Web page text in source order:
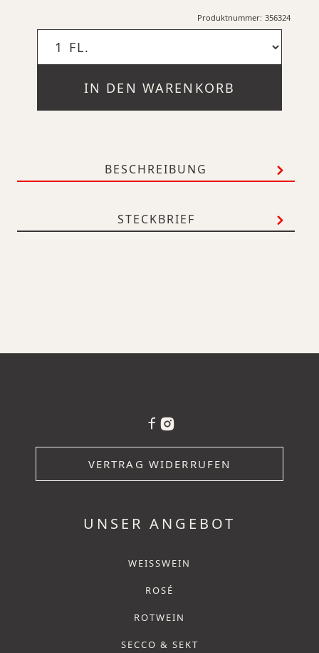
Produktnummer: 356324
IN DEN WARENKORB
BESCHREIBUNG
STECKBRIEF
VERTRAG WIDERRUFEN
UNSER ANGEBOT
WEISSWEIN
ROSÉ
ROTWEIN
SECCO & SEKT